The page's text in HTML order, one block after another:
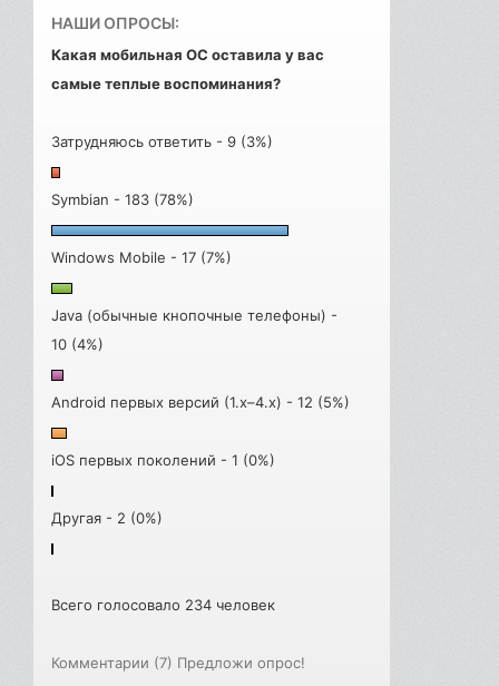
НАШИ ОПРОСЫ:
Какая мобильная ОС оставила у вас
самые теплые воспоминания?
Затрудняюсь ответить - 9 (3%)
Symbian - 183 (78%)
Windows Mobile - 17 (7%)
Java (обычные кнопочные телефоны) -
10 (4%)
Android первых версий (1.x–4.x) - 12 (5%)
iOS первых поколений - 1 (0%)
Другая - 2 (0%)
Всего голосовало 234 человек
Комментарии (7) Предложи опрос!